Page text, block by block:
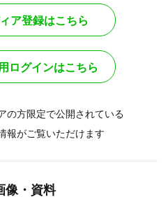
ア登録はこちら
ログインはこちら
の方限定で公開されている
報がご覧いただけます
像・資料